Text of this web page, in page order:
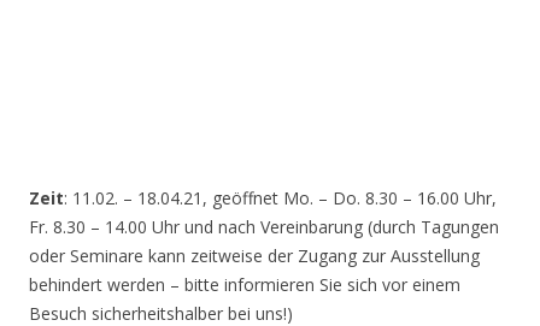
Zeit: 11.02. – 18.04.21, geöffnet Mo. – Do. 8.30 – 16.00 Uhr,
Fr. 8.30 – 14.00 Uhr und nach Vereinbarung (durch Tagungen
oder Seminare kann zeitweise der Zugang zur Ausstellung
behindert werden – bitte informieren Sie sich vor einem
Besuch sicherheitshalber bei uns!)